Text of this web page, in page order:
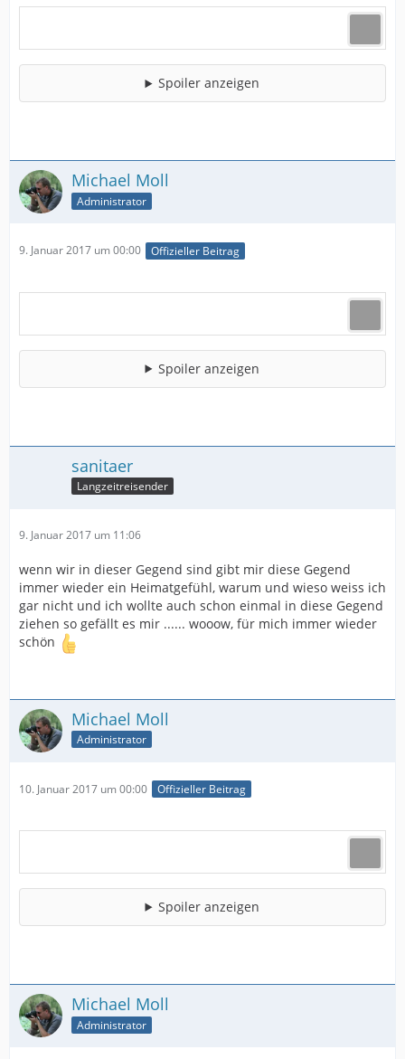
Spoiler anzeigen
Michael Moll
Administrator
9. Januar 2017 um 00:00 Offizieller Beitrag
Spoiler anzeigen
sanitaer
Langzeitreisender
9. Januar 2017 um 11:06
wenn wir in dieser Gegend sind gibt mir diese Gegend
immer wieder ein Heimatgefühl, warum und wieso weiss ich
gar nicht und ich wollte auch schon einmal in diese Gegend
ziehen so gefällt es mir ...... wooow, für mich immer wieder
schön
Michael Moll
Administrator
10. Januar 2017 um 00:00 Offizieller Beitrag
Spoiler anzeigen
Michael Moll
Administrator